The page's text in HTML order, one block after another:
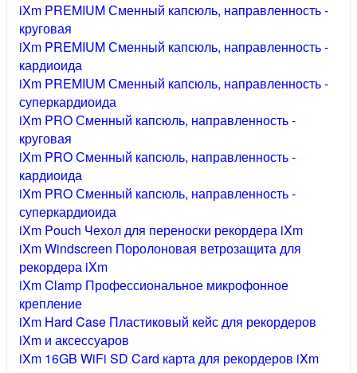
iXm PREMIUM Сменный капсюль, направленность -
круговая
iXm PREMIUM Сменный капсюль, направленность -
кардиоида
iXm PREMIUM Сменный капсюль, направленность -
суперкардиоида
iXm PRO Сменный капсюль, направленность -
круговая
iXm PRO Сменный капсюль, направленность -
кардиоида
iXm PRO Сменный капсюль, направленность -
суперкардиоида
iXm Pouch Чехол для переноски рекордера iXm
iXm Windscreen Поролоновая ветрозащита для
рекордера iXm
iXm Clamp Профессиональное микрофонное
крепление
iXm Hard Case Пластиковый кейс для рекордеров
iXm и аксессуаров
iXm 16GB WiFi SD Card карта для рекордеров iXm